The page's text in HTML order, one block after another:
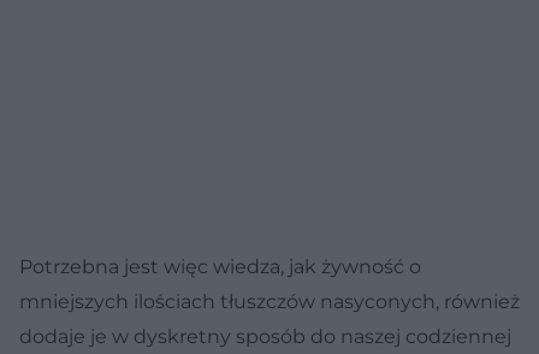
Potrzebna jest więc wiedza, jak żywność o
mniejszych ilościach tłuszczów nasyconych, również
dodaje je w dyskretny sposób do naszej codziennej